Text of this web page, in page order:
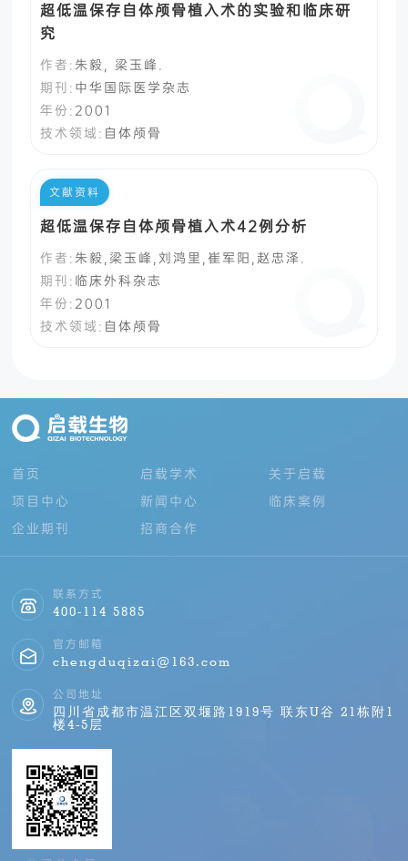
超低温保存自体颅骨植入术的实验和临床研
究
作者: 朱毅, 梁玉峰.
期刊: 中华国际医学杂志
年份: 2001
技术领域: 自体颅骨
文献资料
超低温保存自体颅骨植入术42例分析
作者: 朱毅,梁玉峰,刘鸿里,崔军阳,赵忠泽.
期刊: 临床外科杂志
年份: 2001
技术领域: 自体颅骨
首页 启载学术
关于启载
项目中心
新闻中心
临床案例
企业期刊
招商合作
联系方式
400-114 5885
官方邮箱
chengduqizai@163.com
公司地址
四川省成都市温江区双堰路1919号 联东U谷 21栋附1
楼4-5层